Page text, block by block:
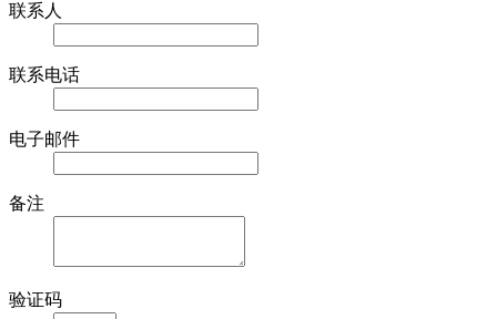
联系人
联系电话
电子邮件
备注
验证码